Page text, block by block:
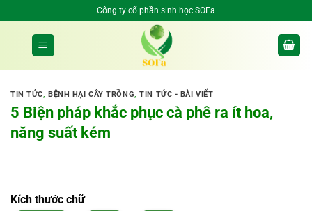
qua
Công ty cổ phần sinh học SOFa
TIN TỨC,BỆNH HẠI CÂY TRỒNG,TIN TỨC - BÀI VIẾT
5 Biện pháp khắc phục cà phê ra ít hoa,
năng suất kém
Kích thước chữ